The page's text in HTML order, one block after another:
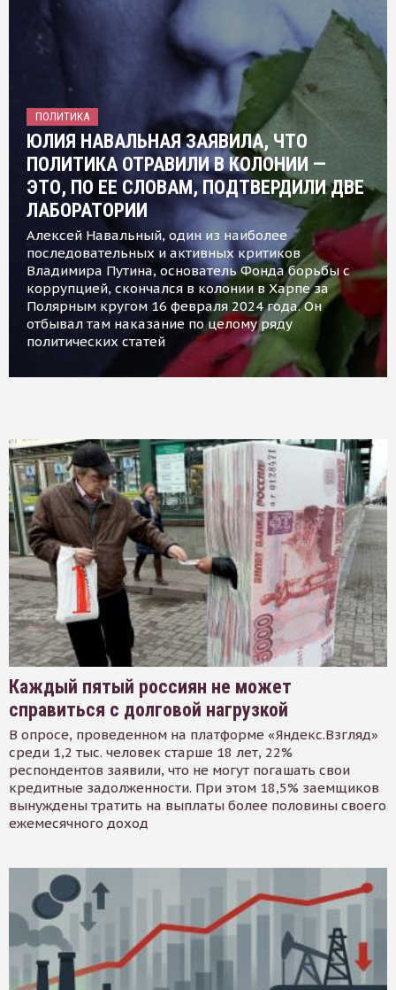
ПОЛИТИКА
ЮЛИЯ НАВАЛЬНАЯ ЗАЯВИЛА, ЧТО
ПОЛИТИКА ОТРАВИЛИ В КОЛОНИИ —
ЭТО, ПО ЕЕ СЛОВАМ, ПОДТВЕРДИЛИ ДВЕ
ЛАБОРАТОРИИ
Алексей Навальный, один из наиболее
последовательных и активных критиков
Владимира Путина, основатель Фонда борьбы с
коррупцией, скончался в колонии в Харпе за
Полярным кругом 16 февраля 2024 года. Он
отбывал там наказание по целому ряду
политических статей
Каждый пятый россиян не может
справиться с долговой нагрузкой
В опросе, проведенном на платформе «Яндекс.Взгляд»
среди 1,2 тыс. человек старше 18 лет, 22%
респондентов заявили, что не могут погашать свои
кредитные задолженности. При этом 18,5% заемщиков
вынуждены тратить на выплаты более половины своего
ежемесячного доход